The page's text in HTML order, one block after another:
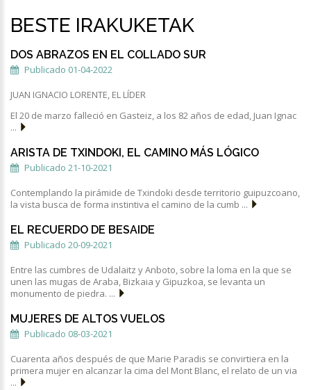
BESTE IRAKUKETAK
DOS ABRAZOS EN EL COLLADO SUR
Publicado 01-04-2022
JUAN IGNACIO LORENTE, EL LÍDER
El 20 de marzo falleció en Gasteiz, a los 82 años de edad, Juan Ignac
...
ARISTA DE TXINDOKI, EL CAMINO MÁS LÓGICO
Publicado 21-10-2021
Contemplando la pirámide de Txindoki desde territorio guipuzcoano,
la vista busca de forma instintiva el camino de la cumb ...
EL RECUERDO DE BESAIDE
Publicado 20-09-2021
Entre las cumbres de Udalaitz y Anboto, sobre la loma en la que se
unen las mugas de Araba, Bizkaia y Gipuzkoa, se levanta un
monumento de piedra. ...
MUJERES DE ALTOS VUELOS
Publicado 08-03-2021
Cuarenta años después de que Marie Paradis se convirtiera en la
primera mujer en alcanzar la cima del Mont Blanc, el relato de un via
...